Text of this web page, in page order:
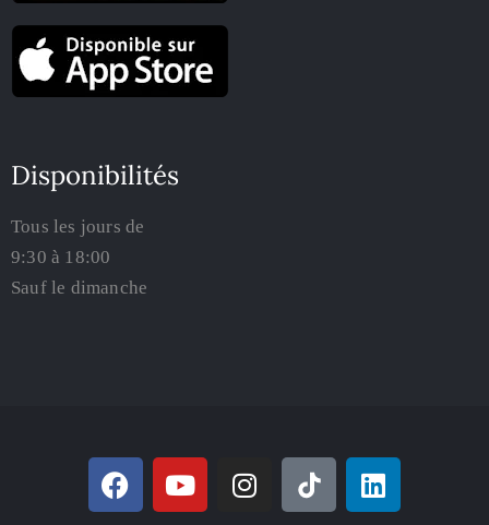
Disponibilités
Tous les jours de
9:30 à 18:00
Sauf le dimanche